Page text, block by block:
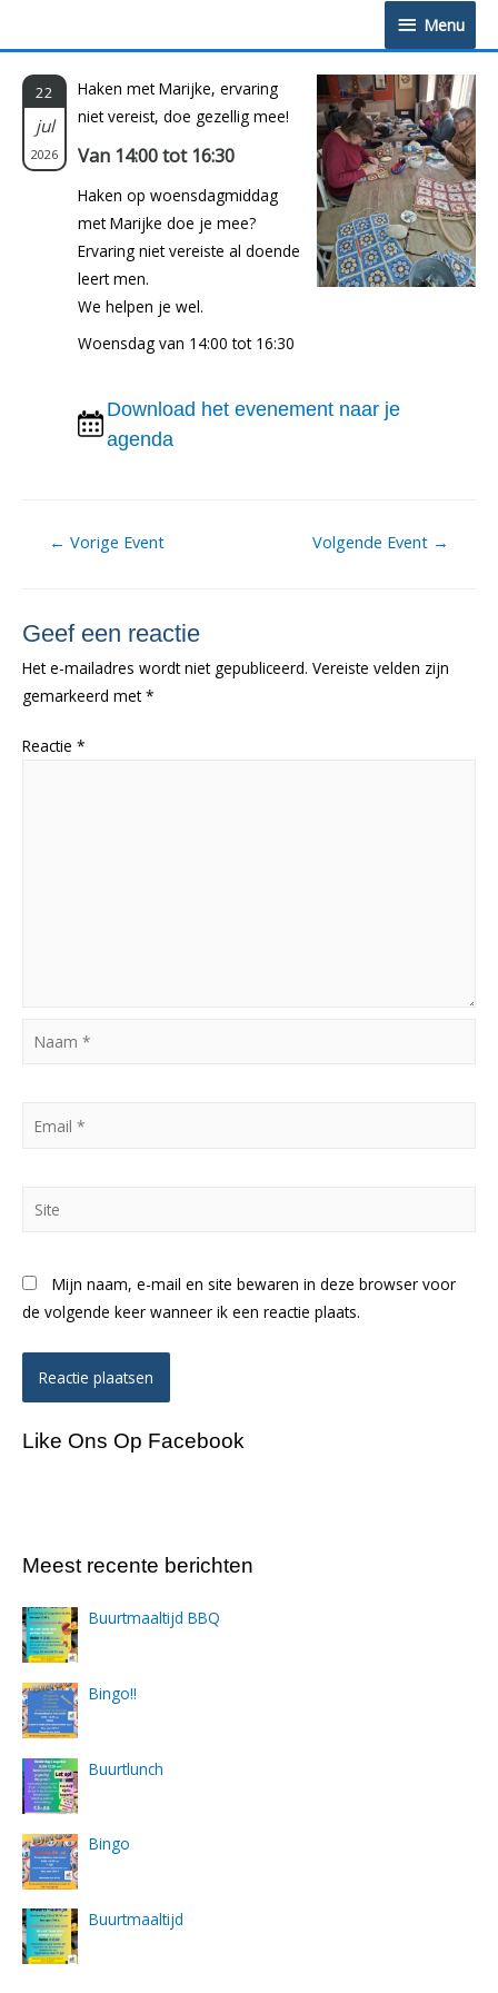
Menu
Menu
22
jul
2026
Haken met Marijke, ervaring
niet vereist, doe gezellig mee!
Van 14:00 tot 16:30
Haken op woensdagmiddag
met Marijke doe je mee?
Ervaring niet vereiste al doende
leert men.
We helpen je wel.
Woensdag van 14:00 tot 16:30
Download het evenement naar je
agenda
Berichtnavigatie
← Vorige Event Volgende Event →
Geef een reactie
Het e-mailadres wordt niet gepubliceerd. Vereiste velden zijn
gemarkeerd met*
Reactie *
Naam
Mijn naam, e-mail en site bewaren in deze browser voor
de volgende keer wanneer ik een reactie plaats.
Like Ons Op Facebook
Meest recente berichten
Buurtmaaltijd BBQ
Bingo!!
Buurtlunch
Bingo
Buurtmaaltijd